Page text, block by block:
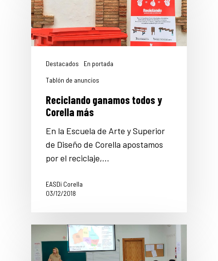
Destacados
En portada
Tablón de anuncios
Reciclando ganamos todos y
Corella más
En la Escuela de Arte y Superior
de Diseño de Corella apostamos
por el reciclaje,…
EASDi Corella
03/12/2018